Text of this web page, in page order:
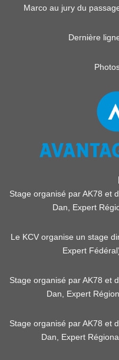
Marco au jury du
Dernière
Stage organisé par AK78 et
Dan, Expert
Le KCV organise un stage
Expert
Stage organisé par AK78 et
Dan, Expert
Stage organisé par AK78 et
Dan, Expert